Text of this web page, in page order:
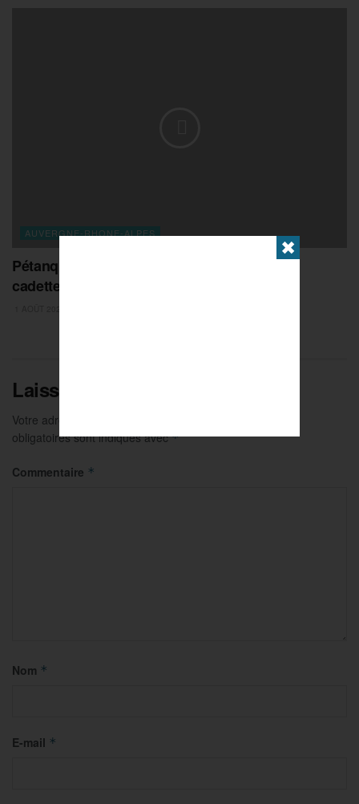
AUVERGNE-RHONE-ALPES
Pétanque : revivez la demi-finale doublette
cadettes à Romans
Laisser un commentaire
Votre adresse e-mail ne sera pas publiée.
obligatoires sont indiqués avec*
Commentaire *
Nom *
E-mail *
✖